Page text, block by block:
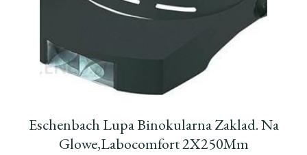
Eschenbach Lupa Binokularna Zaklad. Na
Glowe,Labocomfort 2X250Mm